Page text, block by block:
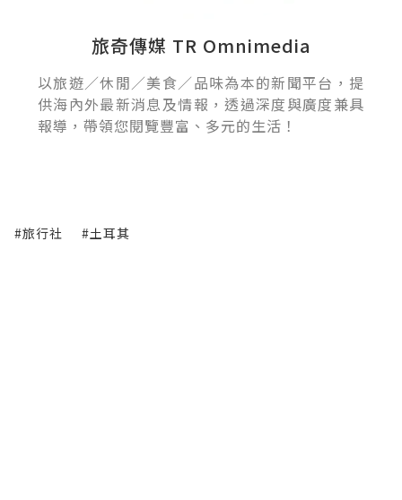
旅奇傳媒 TR Omnimedia
以旅遊／休閒／美食／品味為本的新聞平台，提
供海內外最新消息及情報，透過深度與廣度兼具
報導，帶領您閱覽豐富、多元的生活！
#旅行社 #土耳其